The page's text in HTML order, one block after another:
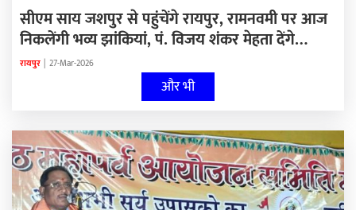
सीएम साय जशपुर से पहुंचेंगे रायपुर, रामनवमी पर आज
निकलेंगी भव्य झांकियां, पं. विजय शंकर मेहता देंगे
व्याख्यान, कोरबा में ‘हनुमंत कथा’ सुनाएंगे पंडित धीरेंद्र
कृष्ण शास्त्री, कांग्रेस पहली बार पंचायत स्तर पर बनाएगी
रायपुर | 27-Mar-2026
और भी